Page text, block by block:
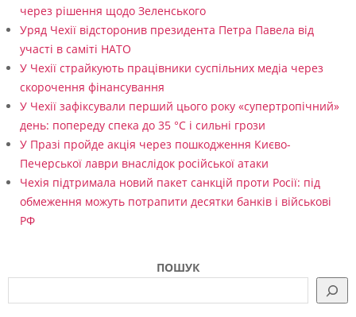
через рішення щодо Зеленського
Уряд Чехії відсторонив президента Петра Павела від
участі в саміті НАТО
У Чехії страйкують працівники суспільних медіа через
скорочення фінансування
У Чехії зафіксували перший цього року «супертропічний»
день: попереду спека до 35 °C і сильні грози
У Празі пройде акція через пошкодження Києво-
Печерської лаври внаслідок російської атаки
Чехія підтримала новий пакет санкцій проти Росії: під
обмеження можуть потрапити десятки банків і військові
РФ
ПОШУК